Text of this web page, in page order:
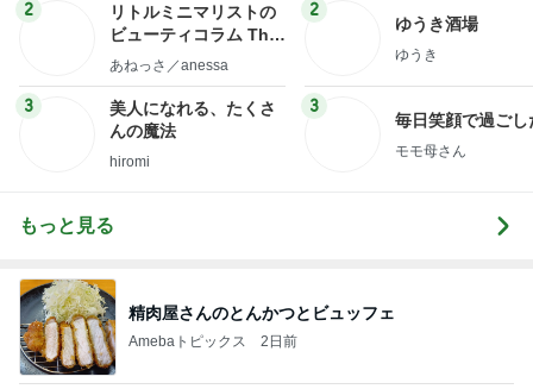
2
リトルミニマリストの
ビューティコラム The
little minimalist's bea
あねっさ／anessa
3
美人になれる、たくさ
んの魔法
hiromi
2
ゆうき酒場
ゆうき
3
毎日笑顔で過ごし
モモ母さん
もっと見る
精肉屋さんのとんかつとビュッフェ
Amebaトピックス 2日前